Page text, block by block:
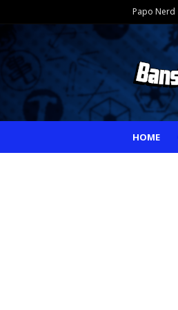
Papo Nerd
HOME